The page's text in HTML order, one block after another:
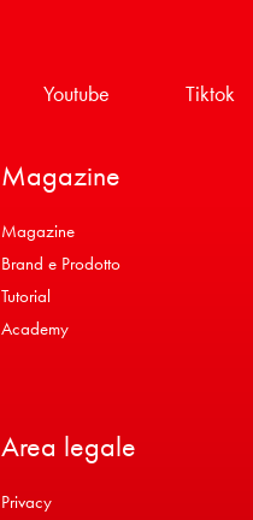
Youtube Tiktok
Magazine
Magazine
Brand e Prodotto
Tutorial
Academy
Area legale
Privacy